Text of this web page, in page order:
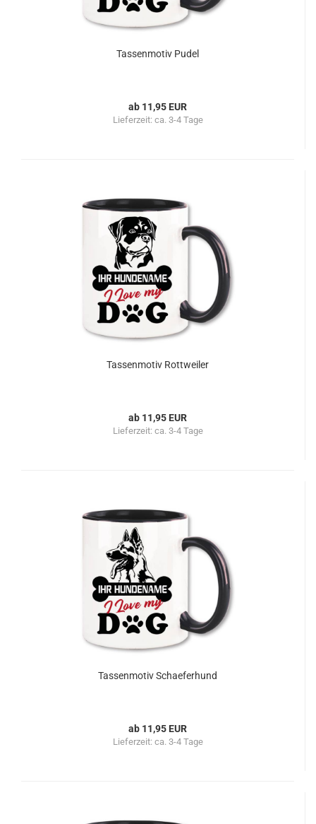
Tassenmotiv Pudel
ab 11,95 EUR
Lieferzeit: ca. 3-4 Tage
Tassenmotiv Rottweiler
ab 11,95 EUR
Lieferzeit: ca. 3-4 Tage
Tassenmotiv Schaeferhund
ab 11,95 EUR
Lieferzeit: ca. 3-4 Tage